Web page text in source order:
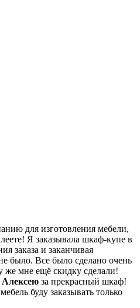
для изготовления мебели,
Я заказывала шкаф-купе в
заказа и заканчивая
было. Все было сделано очень
же мне ещё скидку сделали!
Алексею за прекрасный шкаф!
буду заказывать только